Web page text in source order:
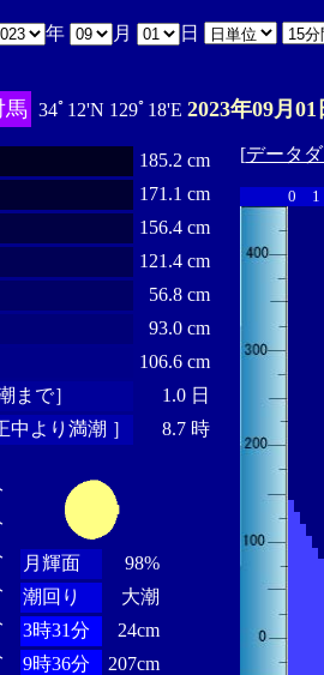
年 月 日
馬 34ﾟ12'N 129ﾟ18'E 2023年09月
185.2 cm
171.1 cm
156.4 cm
121.4 cm
56.8 cm
93.0 cm
106.6 cm
まで］
1.0 日
より満潮 ］
8.7 時
月輝面
98%
潮回り
大潮
3時31分
24cm
9時36分
207cm
[データ
0 1